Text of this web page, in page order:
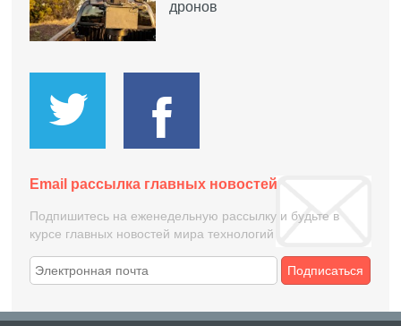
дронов
Email рассылка главных новостей
Подпишитесь на еженедельную рассылку и будьте в
курсе главных новостей мира технологий
Подписаться